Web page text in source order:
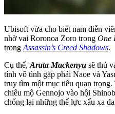
Ubisoft vừa cho biết nam diễn
nhờ vai Roronoa Zoro trong One
trong Assassin’s Creed Shadows.
Cụ thể, Arata Mackenyu sẽ thủ
tính vô tình gặp phải Naoe và
truy tìm một mục tiêu quan trọng.
chiêu mộ Gennojo vào hội
chống lại những thế lực xấu xa